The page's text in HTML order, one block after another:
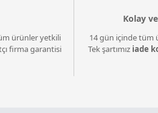
ürünler yetkili
firma garantisi
Kolay
14 gün içinde tüm
Tek şartımız iade